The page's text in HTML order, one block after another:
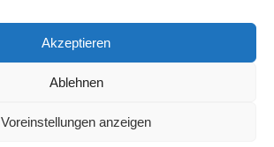
Akzeptieren
Ablehnen
Voreinstellungen anzeigen
Datenschutzhinweise